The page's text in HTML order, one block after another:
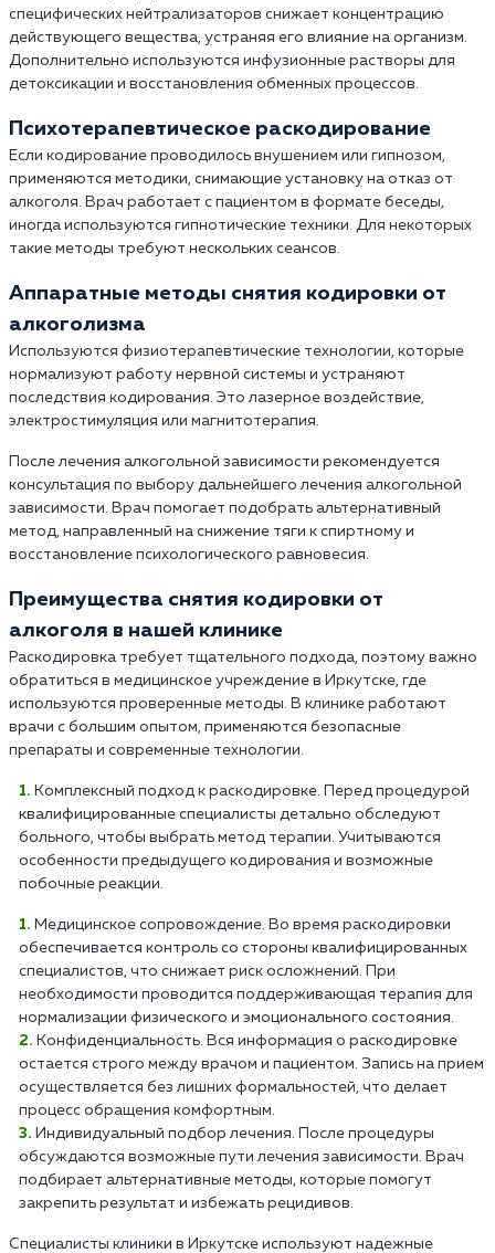
специфических нейтрализаторов снижает концентрацию
действующего вещества, устраняя его влияние на организм.
Дополнительно используются инфузионные растворы для
детоксикации и восстановления обменных процессов.
Психотерапевтическое раскодирование
Если кодирование проводилось внушением или гипнозом,
применяются методики, снимающие установку на отказ от
алкоголя. Врач работает с пациентом в формате беседы,
иногда используются гипнотические техники. Для некоторых
такие методы требуют нескольких сеансов.
Аппаратные методы снятия кодировки от
алкоголизма
Используются физиотерапевтические технологии, которые
нормализуют работу нервной системы и устраняют
последствия кодирования. Это лазерное воздействие,
электростимуляция или магнитотерапия.
После лечения алкогольной зависимости рекомендуется
консультация по выбору дальнейшего лечения алкогольной
зависимости. Врач помогает подобрать альтернативный
метод, направленный на снижение тяги к спиртному и
восстановление психологического равновесия.
Преимущества снятия кодировки от
алкоголя в нашей клинике
Раскодировка требует тщательного подхода, поэтому важно
обратиться в медицинское учреждение в Иркутске, где
используются проверенные методы. В клинике работают
врачи с большим опытом, применяются безопасные
препараты и современные технологии.
Комплексный подход к раскодировке. Перед процедурой
квалифицированные специалисты детально обследуют
больного, чтобы выбрать метод терапии. Учитываются
особенности предыдущего кодирования и возможные
побочные реакции.
Медицинское сопровождение. Во время раскодировки
обеспечивается контроль со стороны квалифицированных
специалистов, что снижает риск осложнений. При
необходимости проводится поддерживающая терапия для
нормализации физического и эмоционального состояния.
Конфиденциальность. Вся информация о раскодировке
остается строго между врачом и пациентом. Запись на прием
осуществляется без лишних формальностей, что делает
процесс обращения комфортным.
Индивидуальный подбор лечения. После процедуры
обсуждаются возможные пути лечения зависимости. Врач
подбирает альтернативные методы, которые помогут
закрепить результат и избежать рецидивов.
Специалисты клиники в Иркутске используют надежные